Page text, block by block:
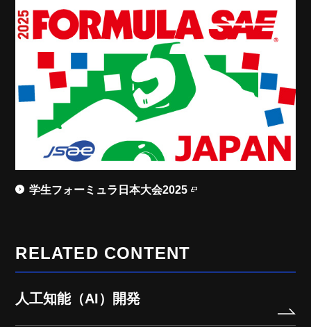
学生フォーミュラ日本大会2025
RELATED CONTENT
人工知能（AI）開発